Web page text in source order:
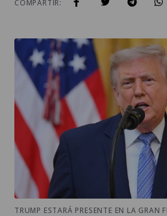
COMPARTIR:
TRUMP ESTARÁ PRESENTE EN LA GRAN